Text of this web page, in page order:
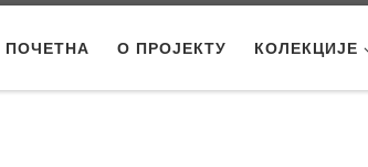
ПОЧЕТНА О ПРОЈЕКТУ КОЛЕКЦИЈЕ